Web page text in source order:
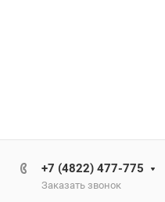
+7 (4822) 477-775
Заказать звонок